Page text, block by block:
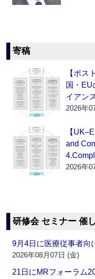
寄稿
【ポス
国・EU
イアン
2026年
【
and
2026年
研修会 セミナー 催
9月4日に医療従事者
2026年08月07日 (金)
21日にMRフォーラム